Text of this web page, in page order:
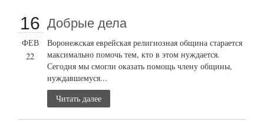
16
ФЕВ
22
Добрые дела
Воронежская еврейская религиозная община старается
максимально помочь тем, кто в этом нуждается.
Сегодня мы смогли оказать помощь члену общины,
нуждавшемуся...
Читать далее